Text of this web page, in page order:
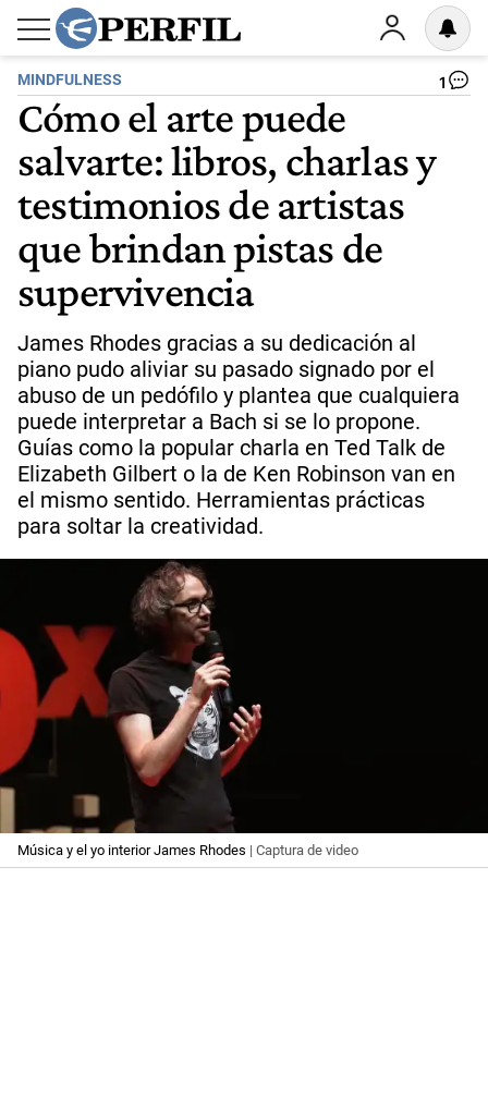
MINDFULNESS 1
Cómo el arte puede
salvarte: libros, charlas y
testimonios de artistas
que brindan pistas de
supervivencia
James Rhodes gracias a su dedicación al
piano pudo aliviar su pasado signado por el
abuso de un pedófilo y plantea que cualquiera
puede interpretar a Bach si se lo propone.
Guías como la popular charla en Ted Talk de
Elizabeth Gilbert o la de Ken Robinson van en
el mismo sentido. Herramientas prácticas
para soltar la creatividad.
Música y el yo interior James Rhodes | Captura de video